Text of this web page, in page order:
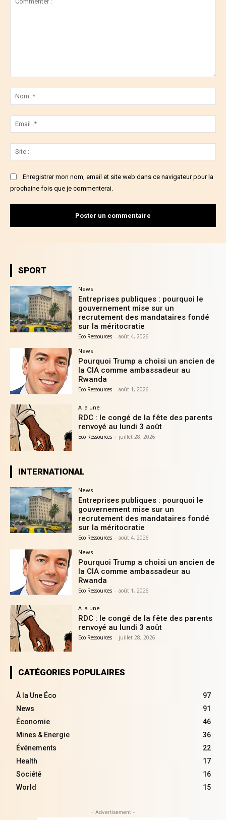
:*
:*
:
Enregistrer mon nom, email et site web dans ce navigateur pour la
prochaine fois que je commenterai.
SPORT
News
Entreprises publiques : pourquoi le
gouvernement mise sur un
recrutement des mandataires fondé
sur la méritocratie
Eco Ressources - août 4, 2026
News
Pourquoi Trump a choisi un ancien de
la CIA comme ambassadeur au
Rwanda
Eco Ressources - août 1, 2026
A la une
RDC : le congé de la fête des parents
renvoyé au lundi 3 août
Eco Ressources - juillet 28, 2026
INTERNATIONAL
News
Entreprises publiques : pourquoi le
gouvernement mise sur un
recrutement des mandataires fondé
sur la méritocratie
Eco Ressources - août 4, 2026
News
Pourquoi Trump a choisi un ancien de
la CIA comme ambassadeur au
Rwanda
Eco Ressources - août 1, 2026
A la une
RDC : le congé de la fête des parents
renvoyé au lundi 3 août
Eco Ressources - juillet 28, 2026
CATÉGORIES POPULAIRES
À la Une Éco
97
News
91
Économie
46
Mines & Energie
36
Événements
22
Health
17
Société
16
World
15
- Advertisement -